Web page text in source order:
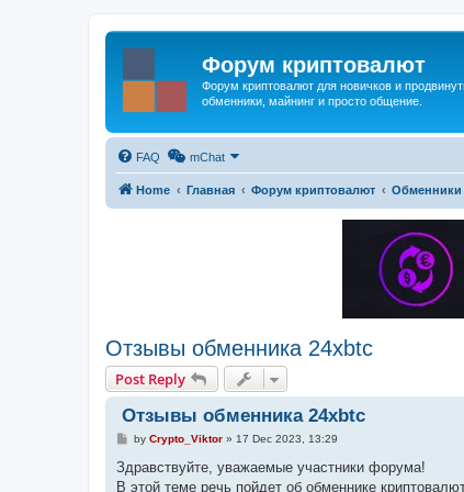
Форум криптовалют
Форум криптовалют для новичков и
обменники, майнинг и просто общение.
FAQ mChat
Home Главная Форум криптовалют Обменники
Отзывы обменника 24xbtc
Post Reply
Отзывы обменника 24xbtc
P
s
t
by Crypto_Viktor» 17 Dec 2023, 13:29
Здравствуйте, уважаемые участники форума!
В этой теме речь пойдет об обменнике